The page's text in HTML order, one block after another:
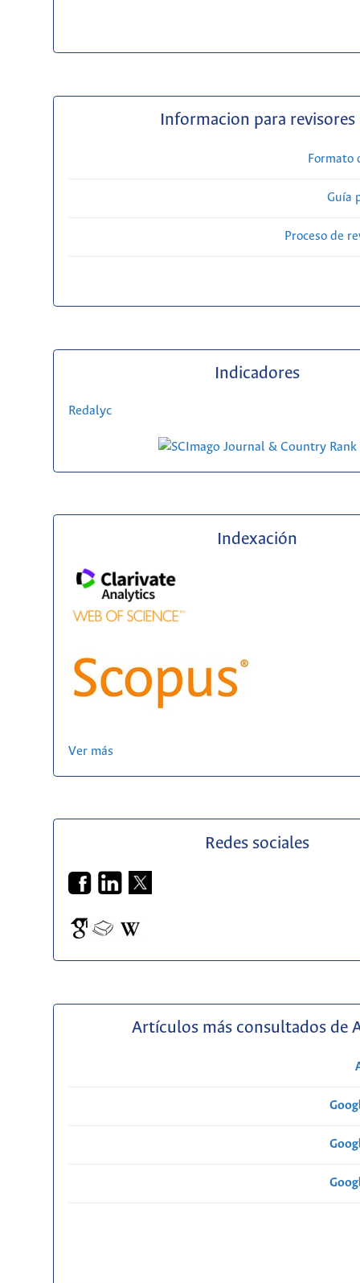
Informacion para revisores
Formato
Guía
Proceso de
Indicadores
Redalyc
Indexación
Ver más
Redes sociales
Artículos más consultados de